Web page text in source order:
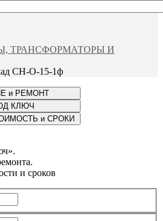
ТРАНСФОРМАТОРЫ И
СН-О-15-1ф
и сроков